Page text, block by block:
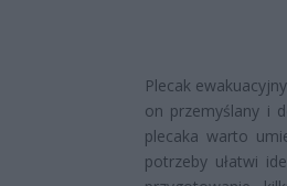
Plecak
on przemyślany i
plecaka warto
potrzeby ułatwi